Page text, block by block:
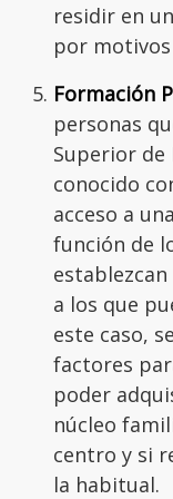
residir en
por motivos
Formación
personas
Superior de
conocido
acceso a
función de
a los que
este caso,
factores
poder
núcleo
centro y si
la habitual.